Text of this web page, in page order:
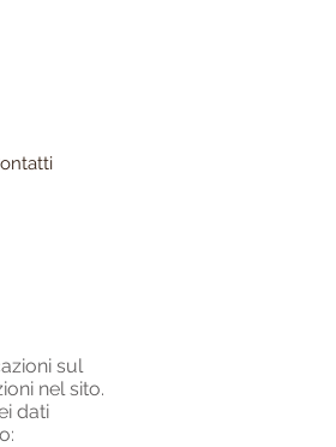
sul
nel sito.
dati